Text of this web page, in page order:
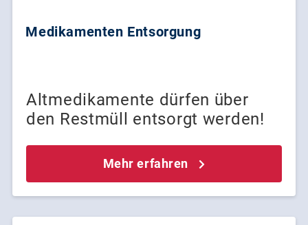
Medikamenten Entsorgung
Altmedikamente dürfen über
den Restmüll entsorgt werden!
Mehr erfahren